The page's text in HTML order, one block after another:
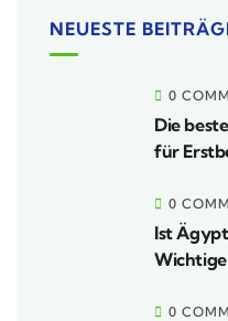
NEUESTE
0
Die
für
0
Ist
0